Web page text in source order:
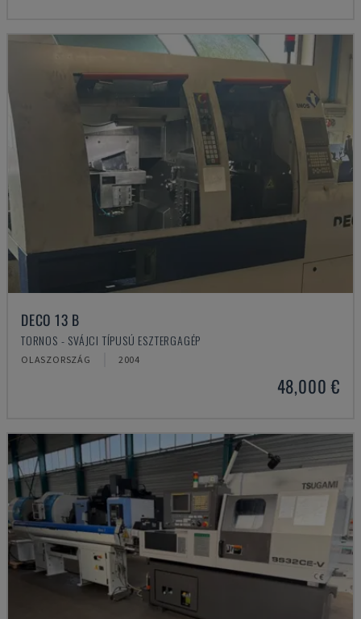
DECO 13 B
TORNOS - SVÁJCI TÍPUSÚ ESZTERGAGÉP
OLASZORSZÁG 2004
48,000 €